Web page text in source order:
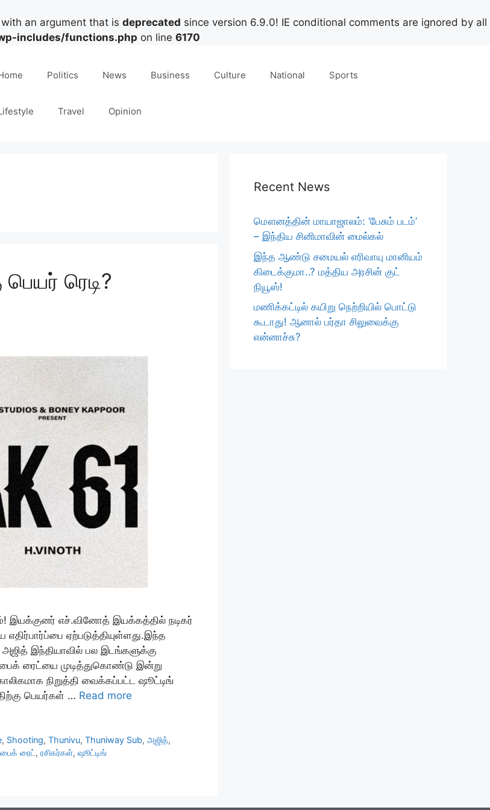
an argument that is deprecated since version 6.9.0! IE conditional comments are ignored by all
includes/functions.php on line 6170
Politics News Business Culture National Sports
Travel Opinion
ரெடி?
இயக்குனர் எச்.வினோத் இயக்கத்தில் நடிகர்
எதிர்பார்ப்பை ஏற்படுத்தியுள்ளது.இந்த
அஜித் இந்தியாவில் பல இடங்களுக்கு
ரைட்யை முடித்துகொண்டு இன்று
நிறுத்தி வைக்கப்பட்ட ஷூட்டிங்
பெயர்கள் … Read more
, Shooting,Thunivu,Thuniway Sub,அஜித்,
பைக் ரைட் , ரசிகர்கள், ஷூட்டிங்
Recent News
மௌனத்தின் மாயாஜாலம்: ‘பேசும் படம்’
– இந்திய சினிமாவின் மைல்கல்
இந்த ஆண்டு சமையல் எரிவாயு மானியம்
கிடைக்குமா..? மத்திய அரசின் குட்
நியூஸ்!
மணிக்கட்டில் கயிறு நெற்றியில் பொட்டு
கூடாது! ஆனால் பர்தா சிலுவைக்கு
என்னாச்சு?